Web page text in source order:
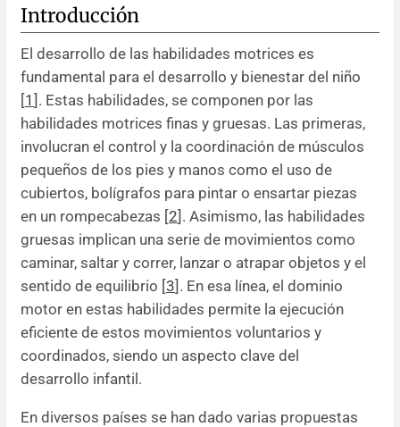
Introducción
El desarrollo de las habilidades motrices es
fundamental para el desarrollo y bienestar del niño
[1 ]. Estas habilidades, se componen por las
habilidades motrices finas y gruesas. Las primeras,
involucran el control y la coordinación de músculos
pequeños de los pies y manos como el uso de
cubiertos, bolígrafos para pintar o ensartar piezas
en un rompecabezas [2]. Asimismo, las habilidades
gruesas implican una serie de movimientos como
caminar, saltar y correr, lanzar o atrapar objetos y el
sentido de equilibrio [3]. En esa línea, el dominio
motor en estas habilidades permite la ejecución
eficiente de estos movimientos voluntarios y
coordinados, siendo un aspecto clave del
desarrollo infantil.
En diversos países se han dado varias propuestas